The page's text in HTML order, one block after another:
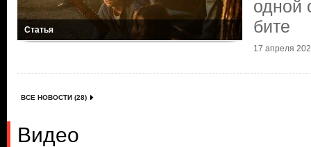
Статья
одной
бите
17 апреля
ВСЕ НОВОСТИ (28)
Видео